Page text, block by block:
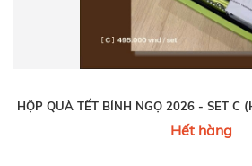
HỘP QUÀ TẾT BÍNH NGỌ 2026 - SET C
Hết hàng